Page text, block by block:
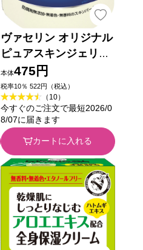
ヴァセリン オリジナル
ピュアスキンジェリー
８０Ｇ ユニリーバ・ジ
ャパン
本体475円
税率10％ 522円（税込）
（10）
今すぐのご注文で最短2026/0
8/07に届きます
カートに入れる